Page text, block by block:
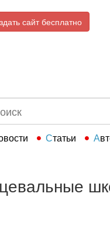
сайт бесплатно
Статьи